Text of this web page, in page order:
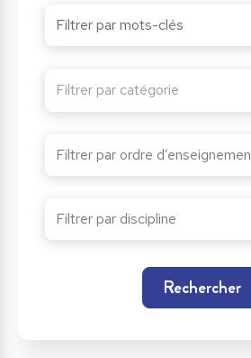
Filtrer par catégorie
Rechercher